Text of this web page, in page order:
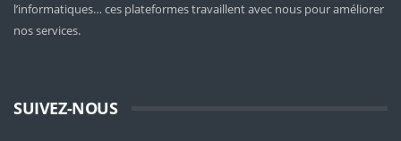
l’informatiques… ces plateformes travaillent avec nous pour améliorer
nos services.
SUIVEZ-NOUS